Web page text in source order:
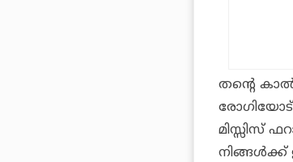
തന്റെ
മിസ്സിസ്
നിങ്ങൾക്ക്